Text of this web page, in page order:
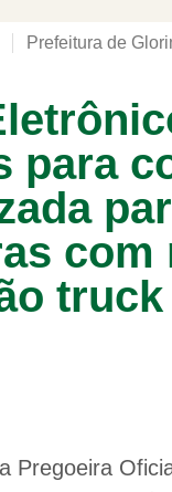
Prefeitura de
para
com
truck
Pregoeira